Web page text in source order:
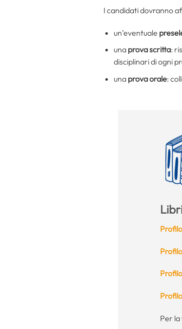
I candidati dovranno
un’eventuale
una prova scritta:
disciplinari di ogni
unaprova orale:
Per